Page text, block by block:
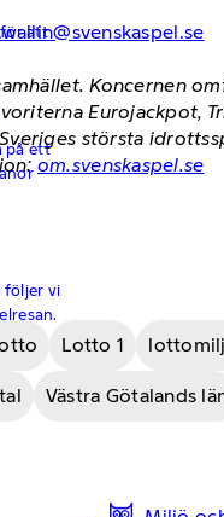
för att
på ett
följer vi
Koncernen
Eurojackpot,
största
om.svenskaspel.se
Lotto 1
Västra Götalands